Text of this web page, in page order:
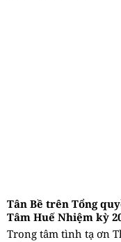
Tân Bề trên Tổng
Tâm Huế Nhiệm kỳ
Trong tâm tình tạ ơn